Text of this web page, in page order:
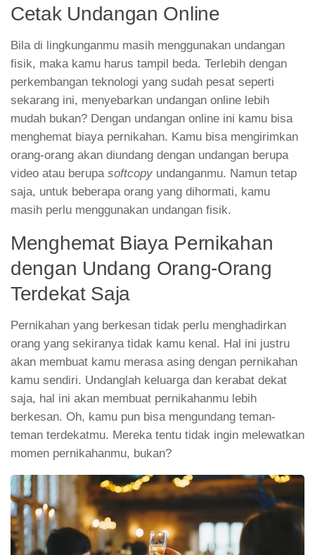
Cetak Undangan Online
Bila di lingkunganmu masih menggunakan undangan
fisik, maka kamu harus tampil beda. Terlebih dengan
perkembangan teknologi yang sudah pesat seperti
sekarang ini, menyebarkan undangan online lebih
mudah bukan? Dengan undangan online ini kamu bisa
menghemat biaya pernikahan. Kamu bisa mengirimkan
orang-orang akan diundang dengan undangan berupa
video atau berupa softcopy undanganmu. Namun tetap
saja, untuk beberapa orang yang dihormati, kamu
masih perlu menggunakan undangan fisik.
Menghemat Biaya Pernikahan
dengan Undang Orang-Orang
Terdekat Saja
Pernikahan yang berkesan tidak perlu menghadirkan
orang yang sekiranya tidak kamu kenal. Hal ini justru
akan membuat kamu merasa asing dengan pernikahan
kamu sendiri. Undanglah keluarga dan kerabat dekat
saja, hal ini akan membuat pernikahanmu lebih
berkesan. Oh, kamu pun bisa mengundang teman-
teman terdekatmu. Mereka tentu tidak ingin melewatkan
momen pernikahanmu, bukan?